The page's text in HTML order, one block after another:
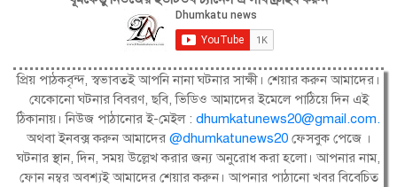
প্রিয় পাঠকবৃন্দ, স্বভাবতই আপনি নানা ঘটনার সাক্ষী। শেয়ার করুন আমাদের।
যেকোনো ঘটনার বিবরণ, ছবি, ভিডিও আমাদের ইমেলে পাঠিয়ে দিন এই
ঠিকানায়। নিউজ পাঠানোর ই-মেইল : dhumkatunews20@gmail.com.
অথবা ইনবক্স করুন আমাদের@dhumkatunews20 ফেসবুক পেজে ।
ঘটনার স্থান, দিন, সময় উল্লেখ করার জন্য অনুরোধ করা হলো। আপনার নাম,
ফোন নম্বর অবশ্যই আমাদের শেয়ার করুন। আপনার পাঠানো খবর বিবেচিত